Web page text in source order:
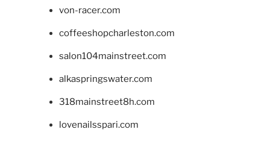
von-racer.com
coffeeshopcharleston.com
salon104mainstreet.com
alkaspringswater.com
318mainstreet8h.com
lovenailsspari.com